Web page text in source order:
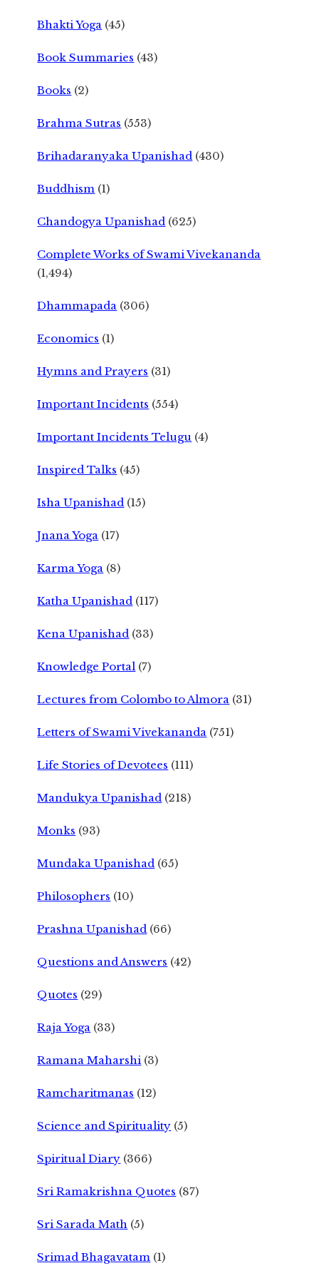
Bhakti Yoga (45)
Book Summaries (43)
Books (2)
Brahma Sutras (553)
Brihadaranyaka Upanishad (430)
Buddhism (1)
Chandogya Upanishad (625)
Complete Works of Swami Vivekananda
(1,494)
Dhammapada (306)
Economics (1)
Hymns and Prayers (31)
Important Incidents (554)
Important Incidents Telugu (4)
Inspired Talks (45)
Isha Upanishad (15)
Jnana Yoga (17)
Karma Yoga (8)
Katha Upanishad (117)
Kena Upanishad (33)
Knowledge Portal (7)
Lectures from Colombo to Almora (31)
Letters of Swami Vivekananda (751)
Life Stories of Devotees (111)
Mandukya Upanishad (218)
Monks (93)
Mundaka Upanishad (65)
Philosophers (10)
Prashna Upanishad (66)
Questions and Answers (42)
Quotes (29)
Raja Yoga (33)
Ramana Maharshi (3)
Ramcharitmanas (12)
Science and Spirituality (5)
Spiritual Diary (366)
Sri Ramakrishna Quotes (87)
Sri Sarada Math (5)
Srimad Bhagavatam (1)